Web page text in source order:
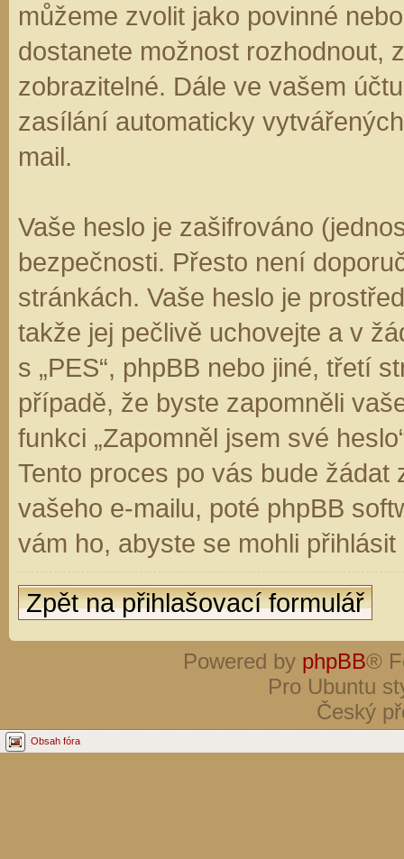
můžeme zvolit jako povinné
dostanete možnost rozhodnout,
zobrazitelné. Dále ve vašem
zasílání automaticky
mail.
Vaše heslo je zašifrováno
bezpečnosti. Přesto není
stránkách. Vaše heslo je
takže jej pečlivě uchovejte a v
s „PES“, phpBB nebo jiné, třetí
případě, že byste zapomněli
funkci „Zapomněl jsem své
Tento proces po vás bude
vašeho e-mailu, poté phpBB
vám ho, abyste se mohli
Zpět na přihlašovací formulář
Powered by phpBB®
Pro Ubuntu
Český
Obsah fóra